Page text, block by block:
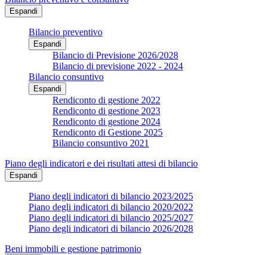
Espandi
Bilancio preventivo
Espandi
Bilancio di Previsione 2026/2028
Bilancio di previsione 2022 - 2024
Bilancio consuntivo
Espandi
Rendiconto di gestione 2022
Rendiconto di gestione 2023
Rendiconto di gestione 2024
Rendiconto di Gestione 2025
Bilancio consuntivo 2021
Piano degli indicatori e dei risultati attesi di bilancio
Espandi
Piano degli indicatori di bilancio 2023/2025
Piano degli indicatori di bilancio 2020/2022
Piano degli indicatori di bilancio 2025/2027
Piano degli indicatori di bilancio 2026/2028
Beni immobili e gestione patrimonio